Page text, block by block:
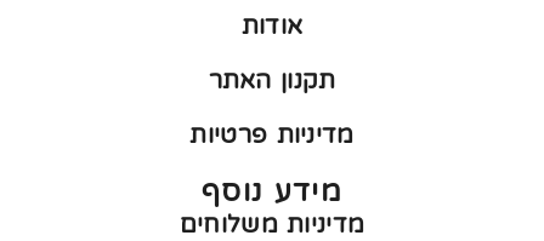
אודות
תקנון האתר
מדיניות פרטיות
מידע נוסף
מדיניות משלוחים